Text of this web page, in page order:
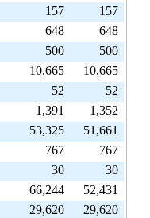
157
157
648
648
500
500
10,665
10,665
52
52
1,391
1,352
53,325
51,661
767
767
30
30
66,244
52,431
29,620
29,620